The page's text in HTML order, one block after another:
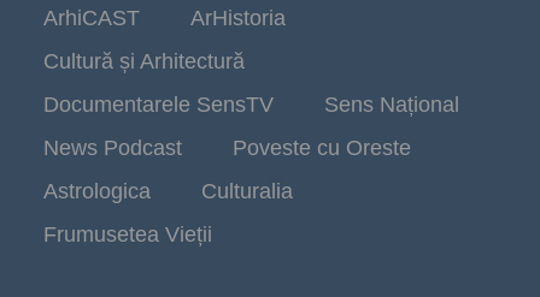
ArhiCAST
ArHistoria
Cultură și Arhitectură
Documentarele SensTV
Sens Național
News Podcast
Poveste cu Oreste
Astrologica
Culturalia
Frumusetea Vieții